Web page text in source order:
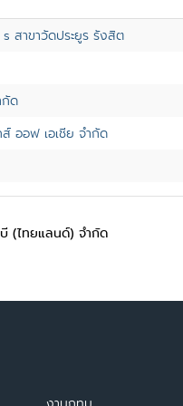
สาขาวัดประยูร รังสิต
ด
ออฟ เอเชีย จำกัด
(ไทยแลนด์) จำกัด